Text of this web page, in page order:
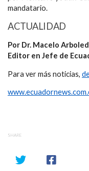
mandatario.
ACTUALIDAD
Por Dr. Macelo
Editor en Jefe de
Para ver más noticias,
SHARE